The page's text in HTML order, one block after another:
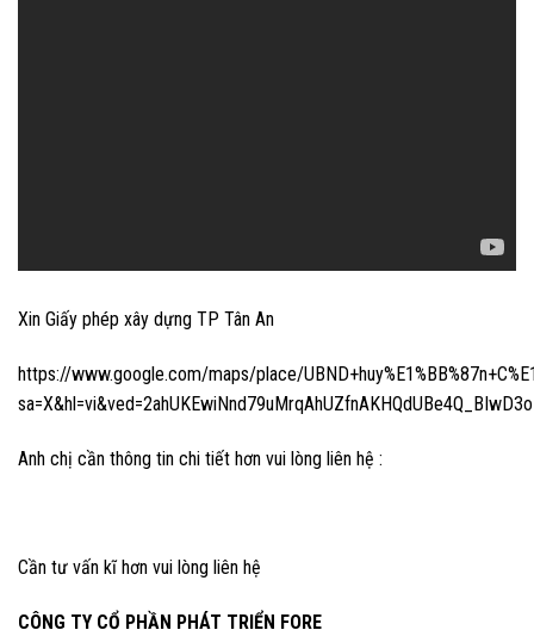
Xin Giấy phép xây dựng TP Tân An
https://www.google.com/maps/place/
Anh chị cần thông tin chi tiết hơn vui lòng liên hệ :
Cần tư vấn kĩ hơn vui lòng liên hệ
CÔNG TY CỔ PHẦN PHÁT TRIỂN FORE